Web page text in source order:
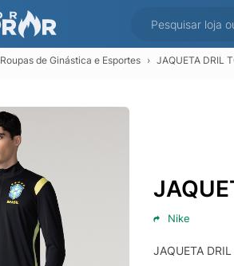
Roupas de Ginástica e Esportes JAQUETA DRIL
Nike
JAQUETA